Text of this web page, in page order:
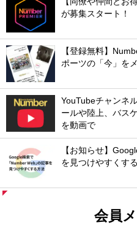
が募集スタート！
【登録無料】
ポーツの「今」を
YouTubeチャンネ
ールや陸上、バス
を動画で
【お知らせ】
を見つけやすくす
会員